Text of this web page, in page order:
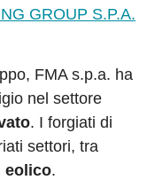
GROUP S.P.A.
FMA s.p.a. ha
nel settore
. I forgiati di
settori, tra
eolico.